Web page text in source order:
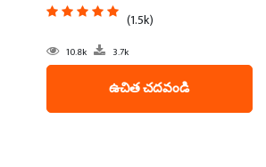
(1.5k)
10.8k 3.7k
ఉచిత చదవండి